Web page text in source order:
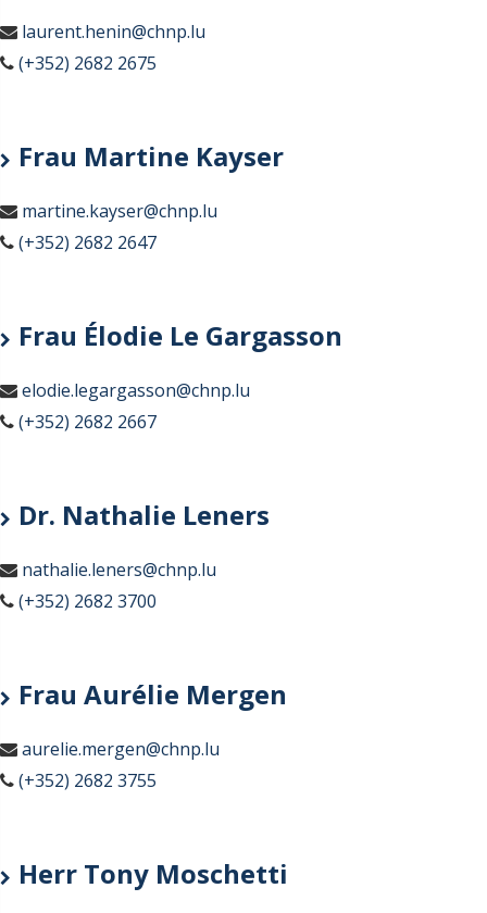
laurent.henin@chnp.lu
(+352) 2682 2675
Frau Martine Kayser
martine.kayser@chnp.lu
(+352) 2682 2647
Frau Élodie Le Gargasson
elodie.legargasson@chnp.lu
(+352) 2682 2667
Dr. Nathalie Leners
nathalie.leners@chnp.lu
(+352) 2682 3700
Frau Aurélie Mergen
aurelie.mergen@chnp.lu
(+352) 2682 3755
Herr Tony Moschetti